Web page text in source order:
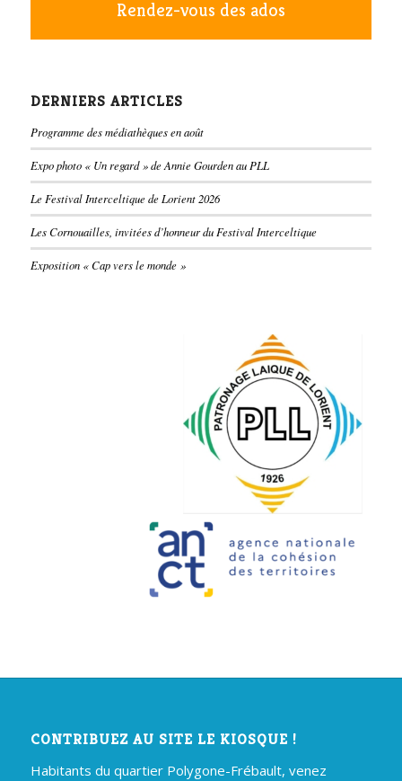
Rendez-vous des ados
DERNIERS ARTICLES
Programme des médiathèques en août
Expo photo « Un regard » de Annie Gourden au PLL
Le Festival Interceltique de Lorient 2026
Les Cornouailles, invitées d’honneur du Festival Interceltique
Exposition « Cap vers le monde »
CONTRIBUEZ AU SITE LE KIOSQUE !
Habitants du quartier Polygone-Frébault, venez